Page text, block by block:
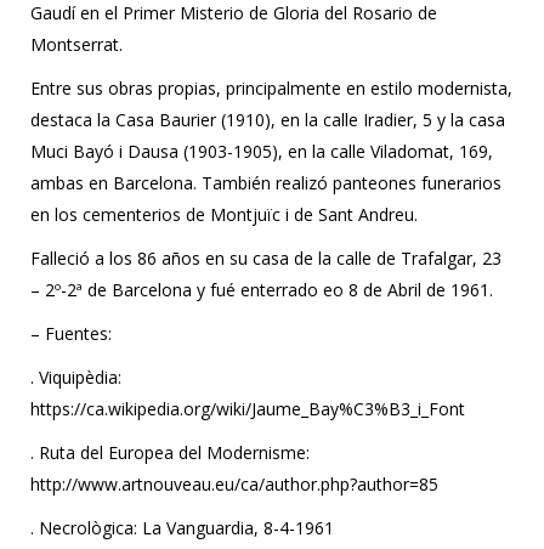
Gaudí en el Primer Misterio de Gloria del Rosario de
Montserrat.
Entre sus obras propias, principalmente en estilo modernista,
destaca la Casa Baurier (1910), en la calle Iradier, 5 y la casa
Muci Bayó i Dausa (1903-1905), en la calle Viladomat, 169,
ambas en Barcelona. También realizó panteones funerarios
en los cementerios de Montjuïc i de Sant Andreu.
Falleció a los 86 años en su casa de la calle de Trafalgar, 23
– 2º-2ª de Barcelona y fué enterrado eo 8 de Abril de 1961.
– Fuentes:
. Viquipèdia:
https://ca.wikipedia.org/wiki/Jaume_Bay%C3%B3_i_Font
. Ruta del Europea del Modernisme:
http://www.artnouveau.eu/ca/author.php?author=85
. Necrològica: La Vanguardia, 8-4-1961